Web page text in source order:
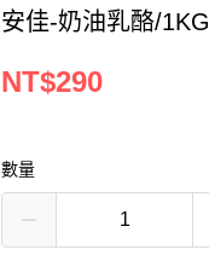
安佳-奶油乳酪/1KG
NT$290
數量